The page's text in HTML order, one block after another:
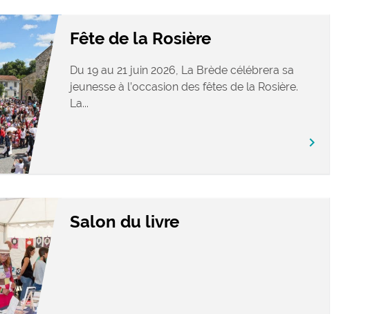
Fête de la Rosière
Du 19 au 21 juin 2026, La Brède célébrera sa
jeunesse à l’occasion des fêtes de la Rosière.
La...
chevron_right
Salon du livre